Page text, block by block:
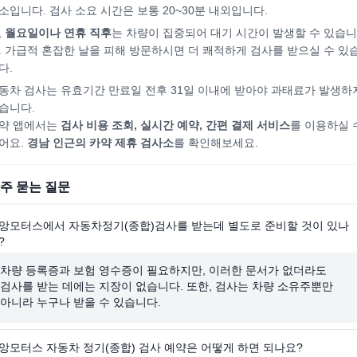
입니다. 검사 소요 시간은 보통 20~30분 내외입니다.
월요일이나 연휴 직후는 차량이 집중되어 대기 시간이 발생할 수 있습니
가급적 혼잡한 날을 피해 방문하시면 더 쾌적하게 검사를 받으실 수 있
.
차 검사는 유효기간 만료일 전후 31일 이내에 받아야 과태료가 발생하
니다.
앱에서는 검사 비용 조회, 실시간 예약, 간편 결제 서비스를 이용하실
요. 경남인근의 카약 제휴 검사소를 확인해보세요.
묻는 질문
모터스에서 자동차정기(종합)검사를 받는데 별도로 준비할 것이 있나
차량 등록증과 보험 영수증이 필요하지만, 이러한 문서가 없더라도
검사를 받는 데에는 지장이 없습니다. 또한, 검사는 차량 소유주뿐만
아니라 누구나 받을 수 있습니다.
모터스 자동차 정기(종합) 검사 예약은 어떻게 하면 되나요?